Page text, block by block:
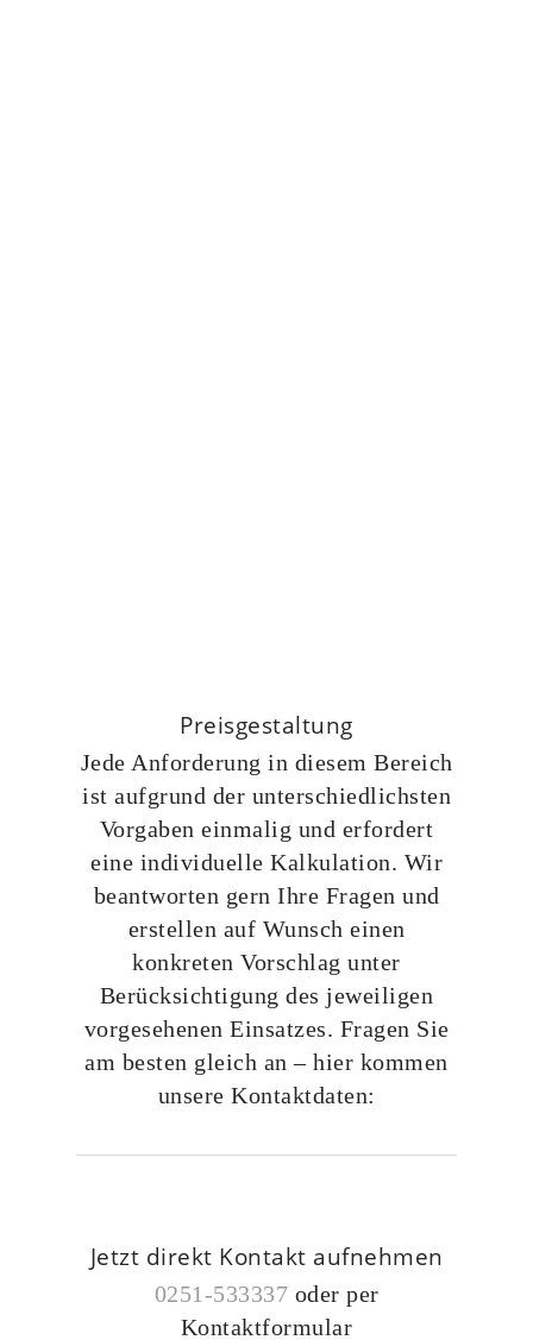
Preisgestaltung
Jede Anforderung in diesem Bereich
ist aufgrund der unterschiedlichsten
Vorgaben einmalig und erfordert
eine individuelle Kalkulation. Wir
beantworten gern Ihre Fragen und
erstellen auf Wunsch einen
konkreten Vorschlag unter
Berücksichtigung des jeweiligen
vorgesehenen Einsatzes. Fragen Sie
am besten gleich an – hier kommen
unsere Kontaktdaten:
Jetzt direkt Kontakt aufnehmen
0251-533337 oder per
Kontaktformular